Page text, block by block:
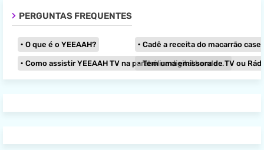
PERGUNTAS FREQUENTES
O que é o YEEAAH? Cadê a receita do macarrão caseiro
Como assistir YEEAAH TV na parabólica digital banda KU?
Tem uma emissora de TV ou Rádio